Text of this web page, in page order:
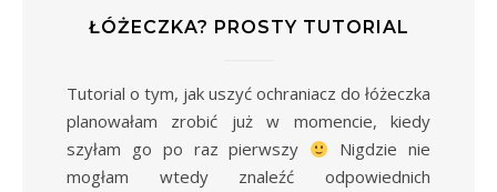
ŁÓŻECZKA? PROSTY TUTORIAL
Tutorial o tym, jak uszyć ochraniacz do łóżeczka
planowałam zrobić już w momencie, kiedy
szyłam go po raz pierwszy
Nigdzie nie
mogłam wtedy znaleźć odpowiednich